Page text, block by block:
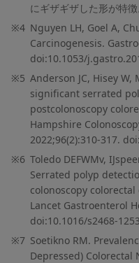
にギザギザした形が特徴
※4 Nguyen LH, Goel A,
Carcinogenesis.
doi:10.1053/
※5 Anderson JC, Hisey
significant serrated
postcolonoscopy
Hampshire
2022;96(2):310-317.
※6 Toledo DEFWMv,
Serrated polyp
colonoscopy
Lancet Gastroenterol
doi:10.1016/s2468-
※7 Soetikno RM.
Depressed)